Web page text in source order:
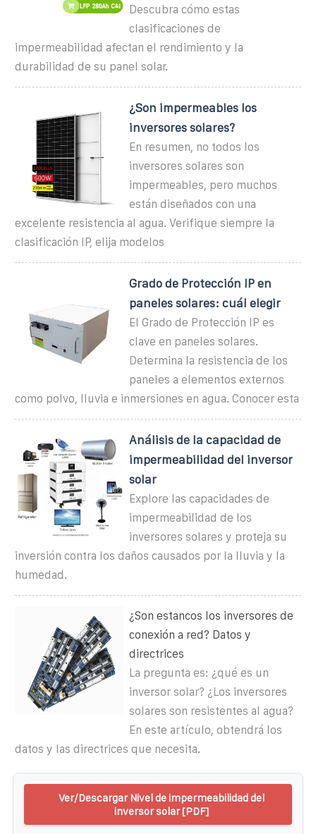
Descubra cómo estas
clasificaciones de
impermeabilidad afectan el rendimiento y la
durabilidad de su panel solar.
¿Son impermeables los
inversores solares?
En resumen, no todos los
inversores solares son
impermeables, pero muchos
están diseñados con una
excelente resistencia al agua. Verifique siempre la
clasificación IP, elija modelos
Grado de Protección IP en
paneles solares: cuál elegir
El Grado de Protección IP es
clave en paneles solares.
Determina la resistencia de los
paneles a elementos externos
como polvo, lluvia e inmersiones en agua. Conocer esta
Análisis de la capacidad de
impermeabilidad del inversor
solar
Explore las capacidades de
impermeabilidad de los
inversores solares y proteja su
inversión contra los daños causados por la lluvia y la
humedad.
¿Son estancos los inversores de
conexión a red? Datos y
directrices
La pregunta es: ¿qué es un
inversor solar? ¿Los inversores
solares son resistentes al agua?
En este artículo, obtendrá los
datos y las directrices que necesita.
Ver/Descargar Nivel de impermeabilidad del
inversor solar [PDF]